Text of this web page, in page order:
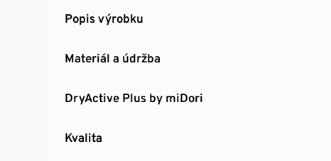
Popis výrobku
Materiál a údržba
DryActive Plus by miDori
Kvalita